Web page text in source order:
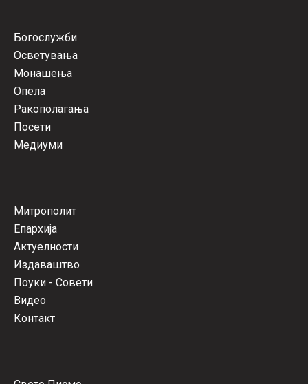
Богослужби
Осветувања
Монашења
Опела
Ракополагања
Посети
Медиуми
Митрополит
Епархија
Актуелности
Издаваштво
Поуки - Совети
Видео
Контакт